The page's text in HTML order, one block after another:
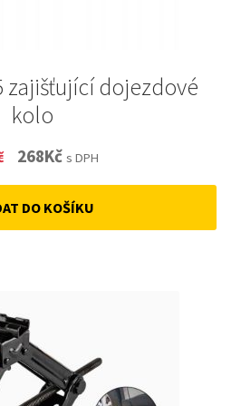
zajišťující dojezdové
kolo
Original
price
was:
268KčCurrent
price
is:
s DPH
DO KOŠÍKU